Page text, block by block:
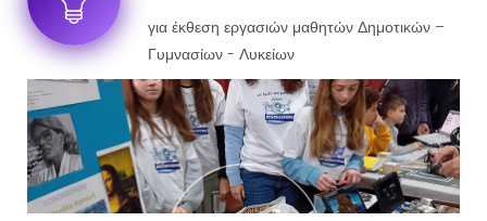
για έκθεση εργασιών μαθητών Δημοτικών –
Γυμνασίων - Λυκείων